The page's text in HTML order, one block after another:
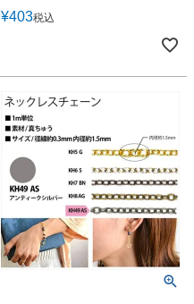
¥403税込